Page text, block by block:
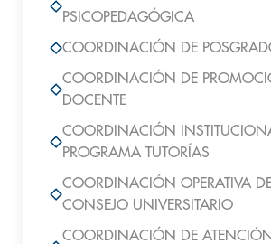
PSICOPEDAGÓGICA
COORDINACIÓN DE
COORDINACIÓN DE
DOCENTE
COORDINACIÓN
PROGRAMA TUTORÍAS
COORDINACIÓN OPERATIVA
CONSEJO UNIVERSITARIO
COORDINACIÓN DE